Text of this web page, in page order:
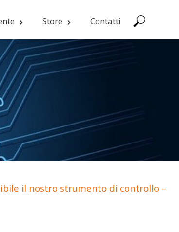
Store Contatti
il nostro strumento di controllo –